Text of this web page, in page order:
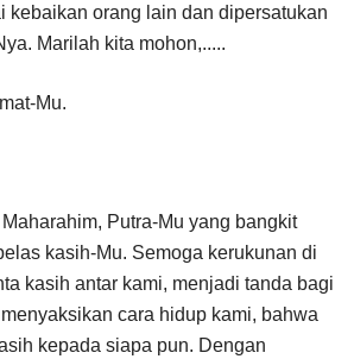
kebaikan orang lain dan dipersatukan
Marilah kita mohon,.....
Mu.
Putra-Mu yang bangkit
kasih-Mu. Semoga kerukunan di
kasih antar kami, menjadi tanda bagi
cara hidup kami, bahwa
kepada siapa pun. Dengan